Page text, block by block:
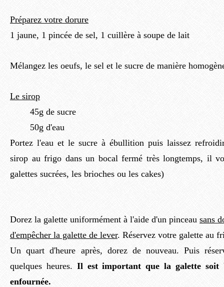
Préparez votre dorure
1 jaune, 1 pincée de sel, 1 cuillère à soupe de lait
Mélangez les oeufs, le sel et le sucre de manière
Le sirop
45g de sucre
50g d'eau
Portez l'eau et le sucre à ébullition puis laissez
sirop au frigo dans un bocal fermé très longtemps, il
galettes sucrées, les brioches ou les cakes)
Dorez la galette uniformément à l'aide d'un pinceau sans
d'empêcher la galette de lever. Réservez votre galette au
Un quart d'heure après, dorez de nouveau. Puis
quelques heures. Il est important que la galette soit
enfournée.